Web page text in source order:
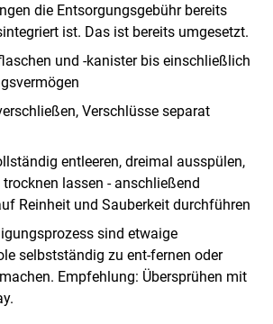
to main content
die Entsorgungsgebühr bereits
ist. Das ist bereits umgesetzt.
und -kanister bis einschließlich
Verschlüsse separat
entleeren, dreimal ausspülen,
lassen - anschließend
Reinheit und Sauberkeit durchführen
sind etwaige
selbstständig zu ent-fernen oder
Empfehlung: Übersprühen mit